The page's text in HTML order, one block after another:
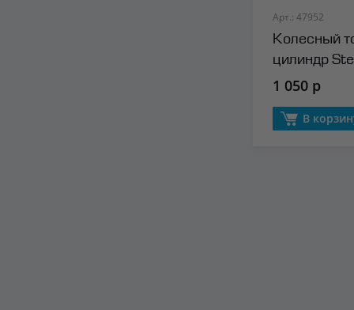
Арт.: 47952
Колесный
цилиндр
1 050 р
В